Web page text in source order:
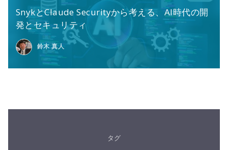
SnykとClaude Securityから考える、AI時代の開
発とセキュリティ
鈴木 真人
タグ